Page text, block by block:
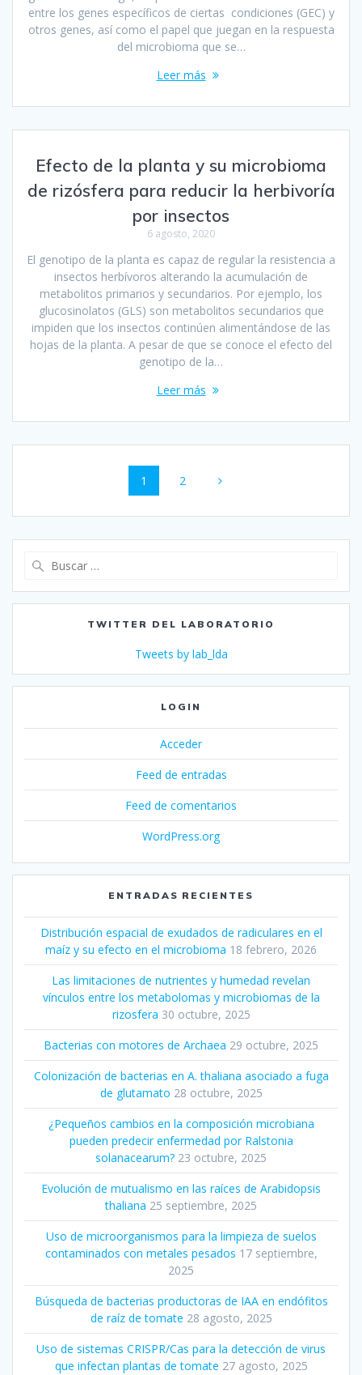
entre los genes específicos de ciertas condiciones (GEC) y
otros genes, así como el papel que juegan en la respuesta
del microbioma que se…
Leer más
Efecto de la planta y su microbioma
de rizósfera para reducir la herbivoría
por insectos
6 agosto, 2020
El genotipo de la planta es capaz de regular la resistencia a
insectos herbívoros alterando la acumulación de
metabolitos primarios y secundarios. Por ejemplo, los
glucosinolatos (GLS) son metabolitos secundarios que
impiden que los insectos continúen alimentándose de las
hojas de la planta. A pesar de que se conoce el efecto del
genotipo de la…
Leer más
Navegación
entradas
Página
1 Página
2
TWITTER DEL LABORATORIO
Tweets by lab_lda
LOGIN
Acceder
Feed de entradas
Feed de comentarios
WordPress.org
ENTRADAS RECIENTES
Distribución espacial de exudados de radiculares en el
maíz y su efecto en el microbioma 18 febrero, 2026
Las limitaciones de nutrientes y humedad revelan
vínculos entre los metabolomas y microbiomas de la
rizosfera 30 octubre, 2025
Bacterias con motores de Archaea 29 octubre, 2025
Colonización de bacterias en A. thaliana asociado a fuga
de glutamato 28 octubre, 2025
¿Pequeños cambios en la composición microbiana
pueden predecir enfermedad por Ralstonia
solanacearum? 23 octubre, 2025
Evolución de mutualismo en las raíces de Arabidopsis
thaliana 25 septiembre, 2025
Uso de microorganismos para la limpieza de suelos
contaminados con metales pesados 17 septiembre,
2025
Búsqueda de bacterias productoras de IAA en endófitos
de raíz de tomate 28 agosto, 2025
Uso de sistemas CRISPR/Cas para la detección de virus
que infectan plantas de tomate 27 agosto, 2025